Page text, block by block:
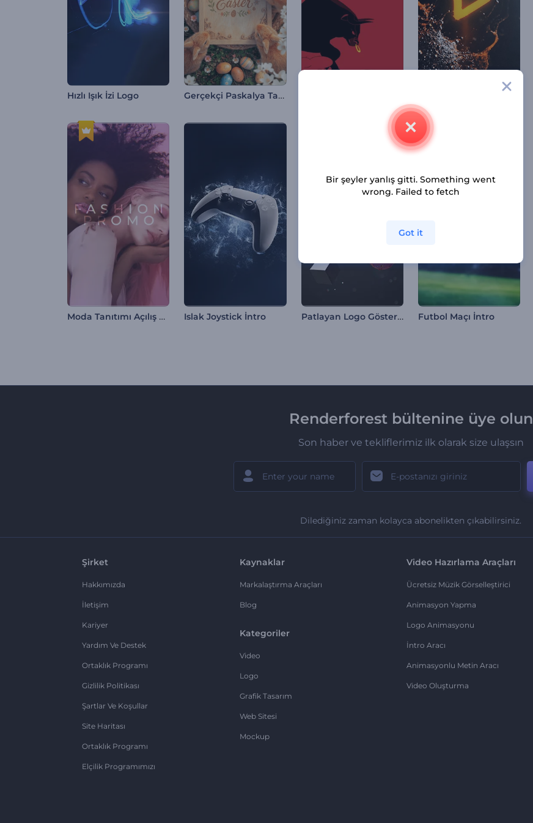
Hızlı Işık İzi Logo Gerçekçi Paskalya Tavşanları Tanıtımı
Moda Tanıtımı Açılış Videosu Islak Joystick İntro Patlayan Logo Gösterimi Futbol Maçı İntro
Renderforest bültenine üye olun
Son haber ve tekliflerimiz ilk olarak size ulaşsın
Dilediğiniz zaman kolayca abonelikten çıkabilirsiniz.
Şirket
Hakkımızda
İletişim
Kariyer
Yardım Ve Destek
Ortaklık Programı
Gizlilik Politikası
Şartlar Ve Koşullar
Site Haritası
Ortaklık Programı
Elçilik Programımızı
Kaynaklar
Markalaştırma Araçları
Blog
Kategoriler
Video
Logo
Grafik Tasarım
Web Sitesi
Mockup
Video Hazırlama Araçları
Ücretsiz Müzik Görselleştirici
Animasyon Yapma
Logo Animasyonu
İntro Aracı
Animasyonlu Metin Aracı
Video Oluşturma
Bir şeyler yanlış gitti. Something went
wrong. Failed to fetch
Got it